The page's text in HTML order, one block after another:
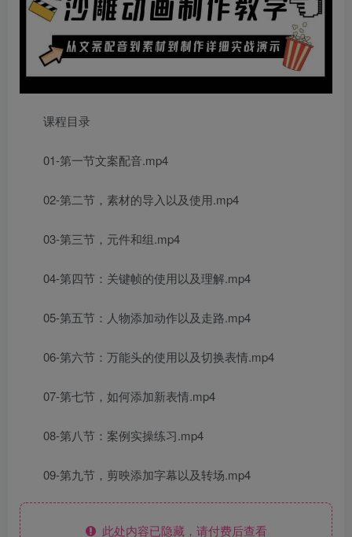
课程目录
01-第一节文案配音.mp4
02-第二节，素材的导入以及使用.mp4
03-第三节，元件和组.mp4
04-第四节：关键帧的使用以及理解.mp4
05-第五节：人物添加动作以及走路.mp4
06-第六节：万能头的使用以及切换表情.mp4
07-第七节，如何添加新表情.mp4
08-第八节：案例实操练习.mp4
09-第九节，剪映添加字幕以及转场.mp4
此处内容已隐藏，请付费后查看